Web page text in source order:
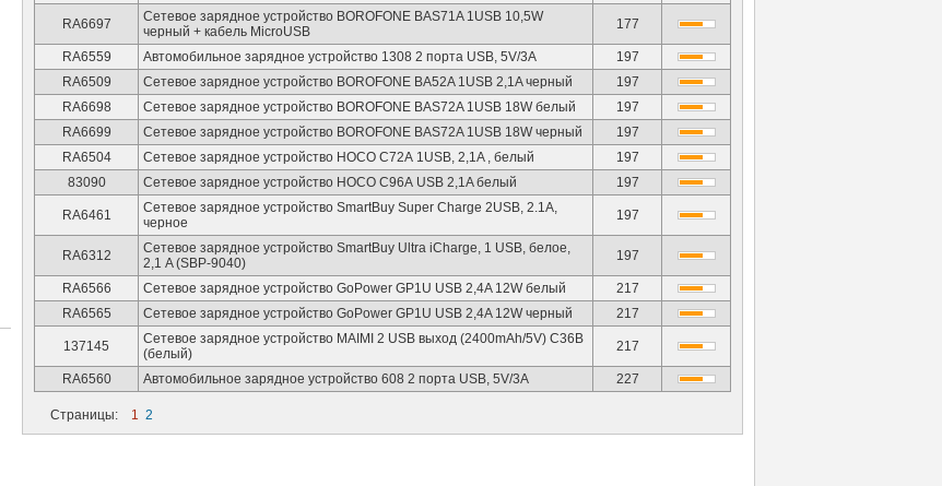
RA6697
Сетевое зарядное устройство BOROFONE BAS71A 1USB 10,5W
черный + кабель MicroUSB
177
RA6559 Автомобильное зарядное устройство 1308 2 порта USB, 5V/3A
197
RA6509
Сетевое зарядное устройство BOROFONE BA52A 1USB 2,1A черный
197
RA6698
Сетевое зарядное устройство BOROFONE BAS72A 1USB 18W белый
197
RA6699
Сетевое зарядное устройство BOROFONE BAS72A 1USB 18W черный
197
RA6504
Сетевое зарядное устройство HOCO C72А 1USB, 2,1A , белый
197
83090
Сетевое зарядное устройство HOCO C96А USB 2,1A белый 197
RA6461
Сетевое зарядное устройство SmartBuy Super Charge 2USB, 2.1A,
черное
197
RA6312
Сетевое зарядное устройство SmartBuy Ultra iCharge, 1 USB, белое,
2,1 A (SBP-9040)
197
RA6566 Сетевое зарядное устройство GoPower GP1U USB 2,4A 12W белый
217
RA6565
Сетевое зарядное устройство GoPower GP1U USB 2,4A 12W черный 217
137145
Сетевое зарядное устройство MAIMI 2 USB выход (2400mAh/5V) C36B
(белый)
217
RA6560 Автомобильное зарядное устройство 608 2 порта USB, 5V/3A 227
Страницы: 1 2